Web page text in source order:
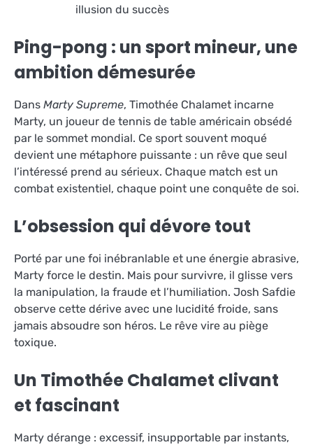
illusion du succès
Ping-pong : un sport mineur, une
ambition démesurée
Dans Marty Supreme, Timothée Chalamet incarne
Marty, un joueur de tennis de table américain obsédé
par le sommet mondial. Ce sport souvent moqué
devient une métaphore puissante : un rêve que seul
l’intéressé prend au sérieux. Chaque match est un
combat existentiel, chaque point une conquête de soi.
L’obsession qui dévore tout
Porté par une foi inébranlable et une énergie abrasive,
Marty force le destin. Mais pour survivre, il glisse vers
la manipulation, la fraude et l’humiliation. Josh Safdie
observe cette dérive avec une lucidité froide, sans
jamais absoudre son héros. Le rêve vire au piège
toxique.
Un Timothée Chalamet clivant
et fascinant
Marty dérange : excessif, insupportable par instants,